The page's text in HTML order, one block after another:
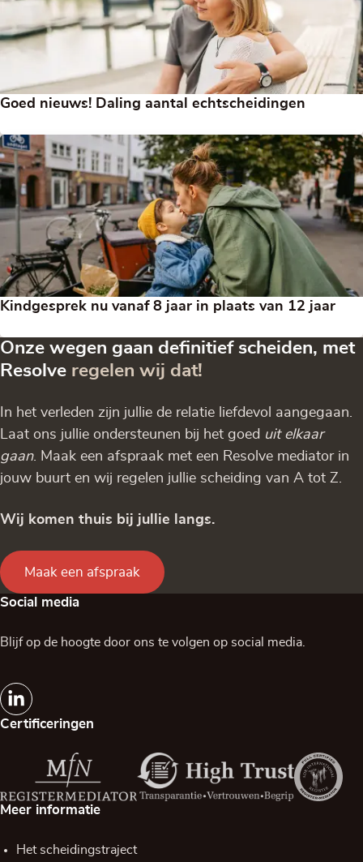
Goed nieuws! Daling aantal echtscheidingen
Kindgesprek nu vanaf 8 jaar in plaats van 12 jaar
Onze wegen gaan definitief scheiden, met
Resolve regelen wij dat!
In het verleden zijn jullie de relatie liefdevol aangegaan.
Laat ons jullie ondersteunen bij het goed uit elkaar
gaan. Maak een afspraak met een Resolve mediator in
jouw buurt en wij regelen jullie scheiding van A tot Z.
Wij komen thuis bij jullie langs.
Maak een afspraak
Social media
Blijf op de hoogte door ons te volgen op social media.
Certificeringen
Meer informatie
Het scheidingstraject